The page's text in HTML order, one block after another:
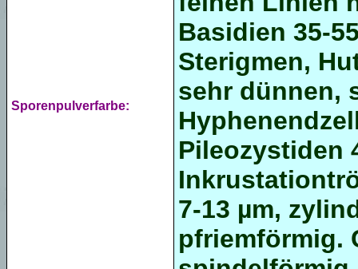
Sporenpulverfarbe:
Basidien 35-
Sterigmen,
sehr dünnen,
Pileozystiden
7-13 µm,
pfriemförmig.